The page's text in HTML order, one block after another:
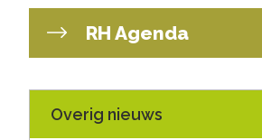
RH Agenda
Overig nieuws